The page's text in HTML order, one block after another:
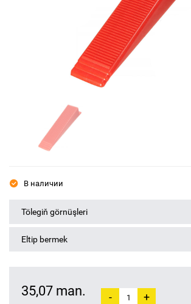
В наличии
Tölegiň görnüşleri
Eltip bermek
35,07 man. - +